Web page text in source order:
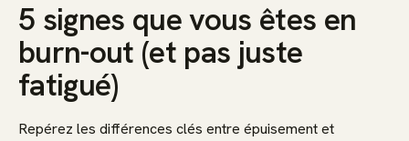
5 signes que vous êtes en
burn-out (et pas juste
fatigué)
Repérez les différences clés entre épuisement et